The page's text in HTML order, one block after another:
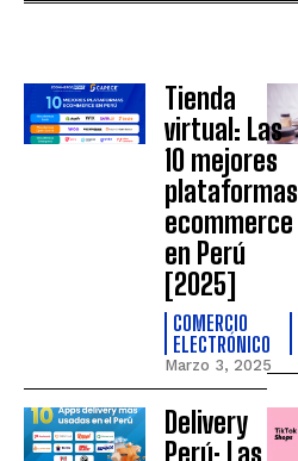
Tienda
virtual: Las
10 mejores
plataformas
ecommerce
en Perú
[2025]
COMERCIO
ELECTRÓNICO
Marzo 3, 2025
Delivery
Perú: Las